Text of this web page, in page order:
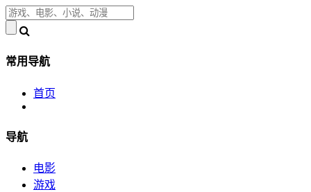
常用导航
首页
导航
电影
游戏